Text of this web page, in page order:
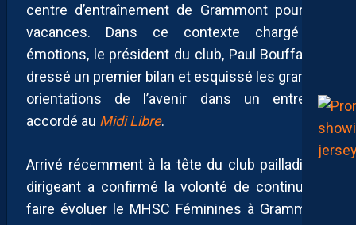
centre d’entraînement de Grammont pour les
vacances. Dans ce contexte chargé en
émotions, le président du club, Paul Bouffard, a
dressé un premier bilan et esquissé les grandes
orientations de l’avenir dans un entretien
accordé au Midi Libre.
Arrivé récemment à la tête du club pailladin, le
dirigeant a confirmé la volonté de continuer à
faire évoluer le MHSC Féminines à Grammont,